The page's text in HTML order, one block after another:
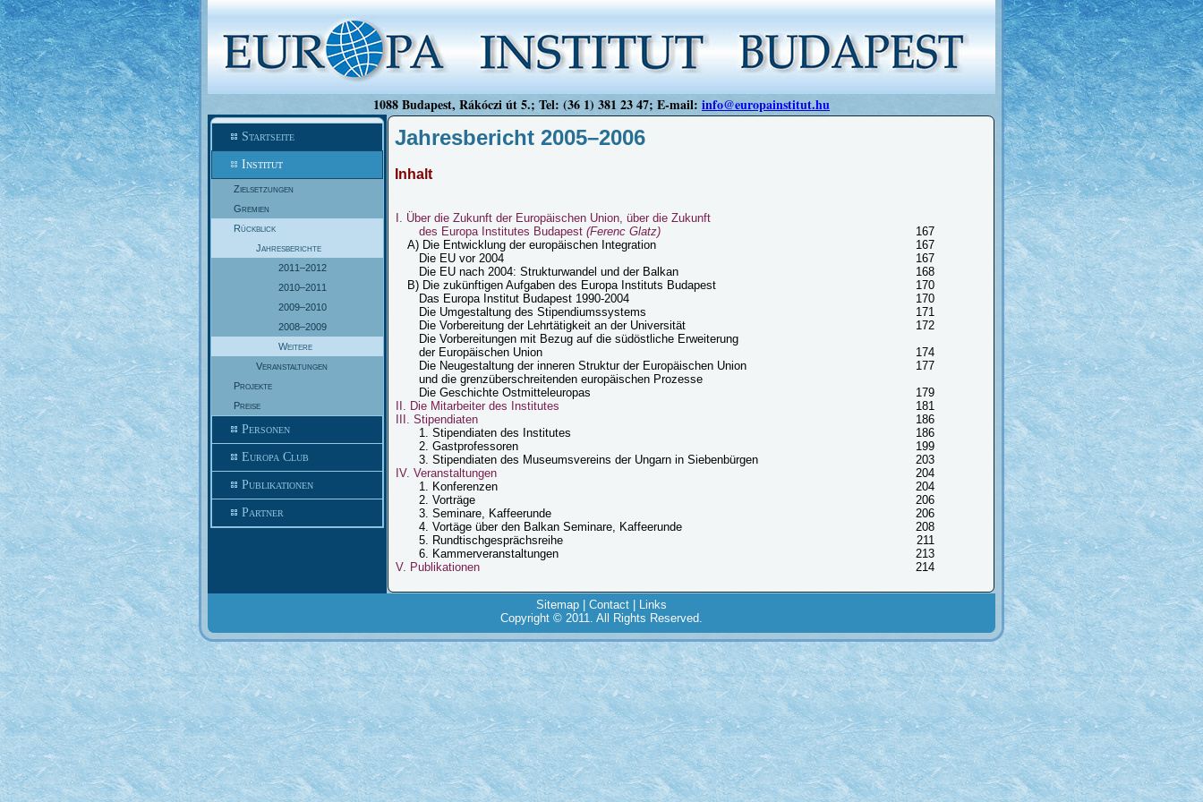
1088 Budapest, Rákóczi út 5.; Tel: (36 1) 381 23 47; E-mail: info@europainstitut.hu
Startseite
Institut
Zielsetzungen
Gremien
Rückblick
Jahresberichte
2011–2012
2010–2011
2009–2010
2008–2009
Weitere
Veranstaltungen
Projekte
Preise
Personen
Europa Club
Publikationen
Partner
Jahresbericht 2005–2006
Inhalt
I. Über die Zukunft der Europäischen Union, über die Zukunft
des Europa Institutes Budapest (Ferenc Glatz)
A) Die Entwicklung der europäischen Integration
Die EU vor 2004
Die EU nach 2004: Strukturwandel und der Balkan
B) Die zukünftigen Aufgaben des Europa Instituts Budapest
Das Europa Institut Budapest 1990-2004
Die Umgestaltung des Stipendiumssystems
Die Vorbereitung der Lehrtätigkeit an der Universität
Die Vorbereitungen mit Bezug auf die südöstliche Erweiterung
der Europäischen Union
Die Neugestaltung der inneren Struktur der Europäischen Union
und die grenzüberschreitenden europäischen Prozesse
Die Geschichte Ostmitteleuropas
II. Die Mitarbeiter des Institutes
III. Stipendiaten
1. Stipendiaten des Institutes
2. Gastprofessoren
3. Stipendiaten des Museumsvereins der Ungarn in Siebenbürgen
IV. Veranstaltungen
1. Konferenzen
2. Vorträge
3. Seminare, Kaffeerunde
4. Vortäge über den Balkan Seminare, Kaffeerunde
5. Rundtischgesprächsreihe
6. Kammerveranstaltungen
V. Publikationen
167
167
167
168
170
170
171
172
174
177
179
181
186
186
199
203
204
204
206
206
208
211
213
214
Sitemap Contact
Links
Copyright © 2011. All Rights Reserved.